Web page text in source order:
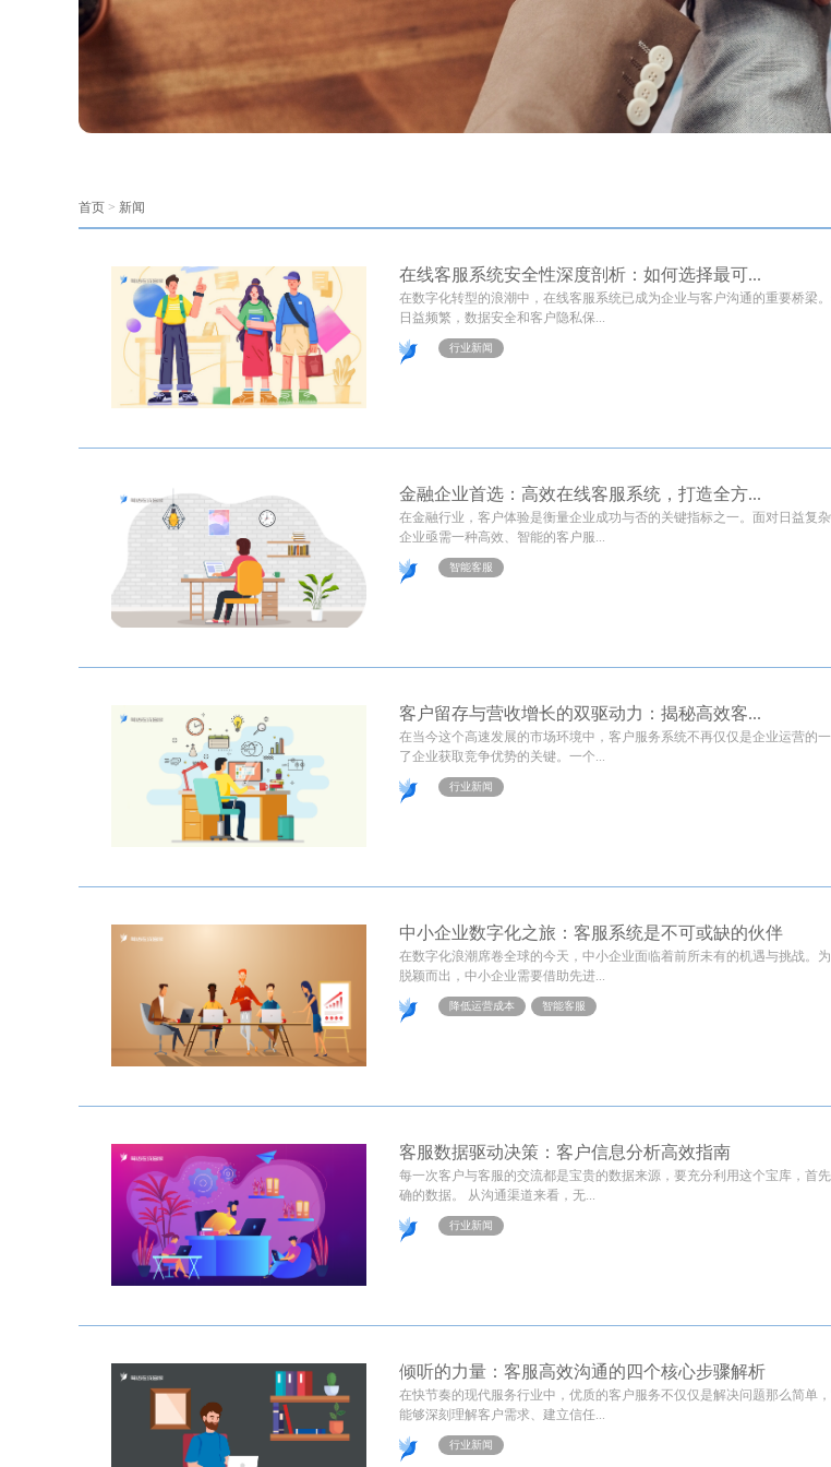
首页 > 新闻
在线客服系统安全性深度剖析：如何选择最可...
在数字化转型的浪潮中，在线客服系统已成为企业与客户沟通的重要桥梁
日益频繁，数据安全和客户隐私保...
行业新闻
金融企业首选：高效在线客服系统，打造全方...
在金融行业，客户体验是衡量企业成功与否的关键指标之一。面对日益复
企业亟需一种高效、智能的客户服...
智能客服
客户留存与营收增长的双驱动力：揭秘高效客...
在当今这个高速发展的市场环境中，客户服务系统不再仅仅是企业运营的
了企业获取竞争优势的关键。一个...
行业新闻
中小企业数字化之旅：客服系统是不可或缺的伙伴
在数字化浪潮席卷全球的今天，中小企业面临着前所未有的机遇与挑战。
脱颖而出，中小企业需要借助先进...
降低运营成本 智能客服
‌客服数据驱动决策：客户信息分析高效指南
每一次客户与客服的交流都是宝贵的数据来源，要充分利用这个宝库，首
确的数据。 从沟通渠道来看，无...
行业新闻
倾听的力量：客服高效沟通的四个核心步骤解析
在快节奏的现代服务行业中，优质的客户服务不仅仅是解决问题那么简单
能够深刻理解客户需求、建立信任...
行业新闻